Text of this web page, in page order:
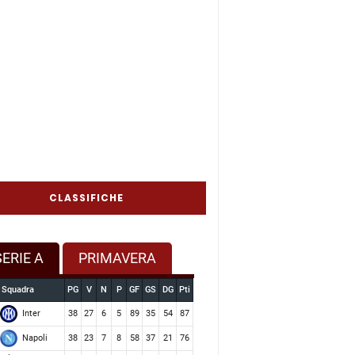
CLASSIFICHE
A PRIMAVERA
Squadra PG V N P GF GS DG Pti
Inter 38 27 6 5 89 35 54 87
Napoli 38 23 7 8 58 37 21 76